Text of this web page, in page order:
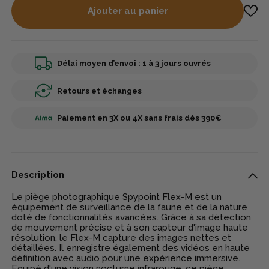
Ajouter au panier
Délai moyen d’envoi : 1 à 3 jours ouvrés
Retours et échanges
Paiement en 3X ou 4X sans frais dès 390€
Description
Le piège photographique Spypoint Flex-M est un
équipement de surveillance de la faune et de la nature
doté de fonctionnalités avancées. Grâce à sa détection
de mouvement précise et à son capteur d'image haute
résolution, le Flex-M capture des images nettes et
détaillées. Il enregistre également des vidéos en haute
définition avec audio pour une expérience immersive.